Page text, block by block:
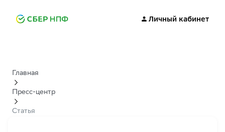
Личный кабинет
Главная
Пресс-центр
Статья